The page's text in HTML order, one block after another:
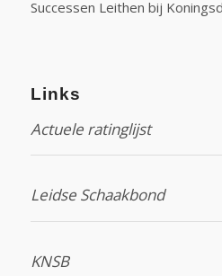
Successen Leithen bij
Links
Actuele ratinglijst
Leidse Schaakbond
KNSB